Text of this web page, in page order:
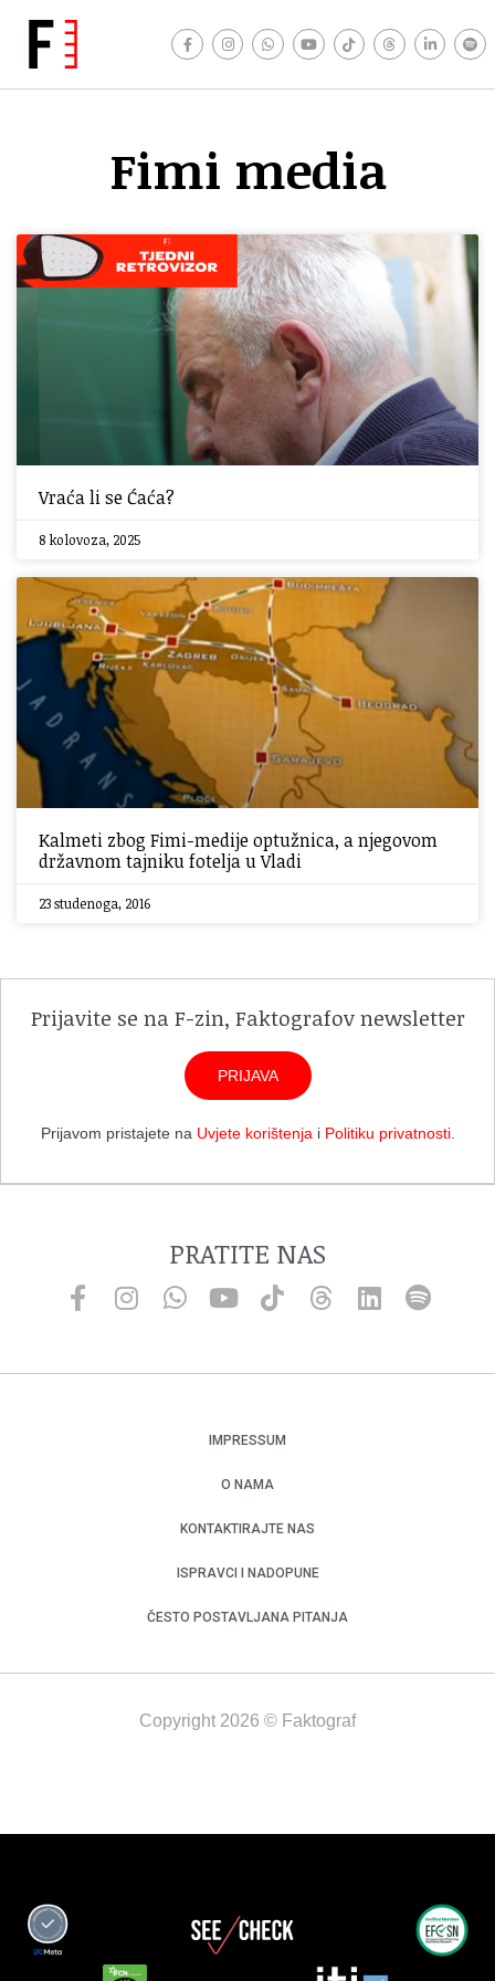
Fimi media
Vraća li se Ćaća?
8 kolovoza, 2025
Kalmeti zbog Fimi-medije optužnica, a njegovom
državnom tajniku fotelja u Vladi
23 studenoga, 2016
Prijavite se na F-zin, Faktografov newsletter
PRIJAVA
Prijavom pristajete na Uvjete korištenja i Politiku privatnosti.
PRATITE NAS
IMPRESSUM
O NAMA
KONTAKTIRAJTE NAS
ISPRAVCI I NADOPUNE
ČESTO POSTAVLJANA PITANJA
Copyright 2026 © Faktograf